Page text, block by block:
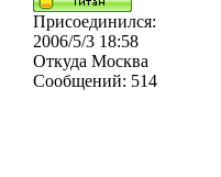
Присоединился:
2006/5/3 18:58
Откуда Москва
Сообщений: 514